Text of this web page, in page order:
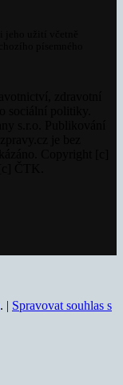
. | Spravovat souhlas s